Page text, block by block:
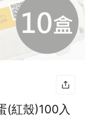
(紅殼)100入